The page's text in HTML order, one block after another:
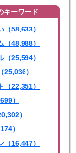
キーワード
（58,633）
（48,988）
（25,594）
25,036）
（22,351）
）
）
）
（16,447）